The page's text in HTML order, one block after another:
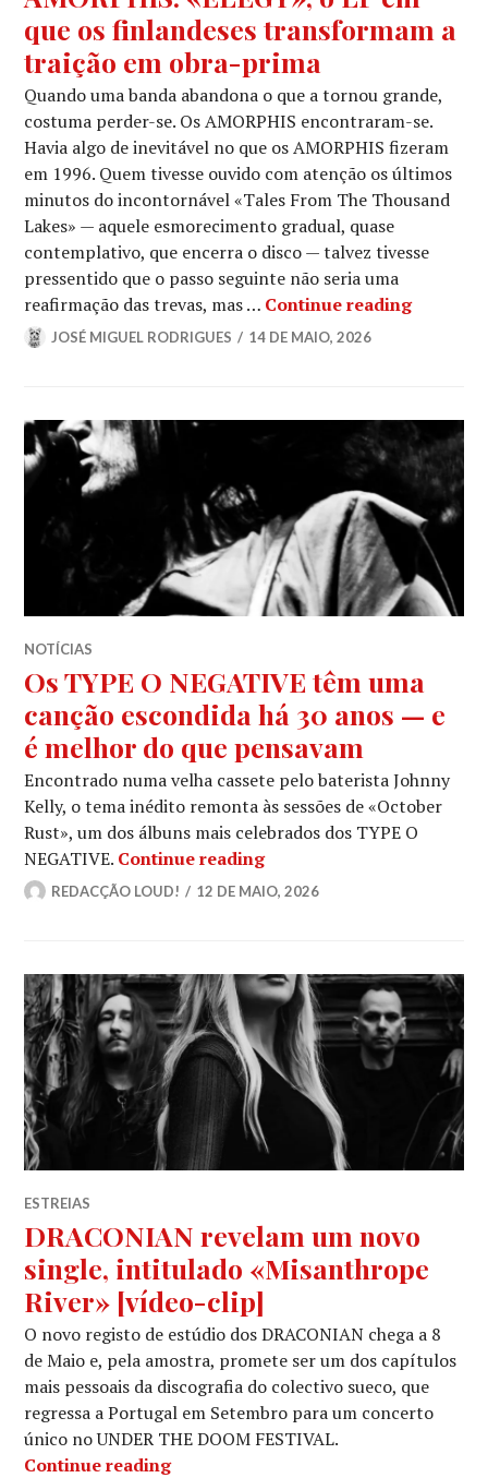
que os finlandeses transformam a
traição em obra-prima
Quando uma banda abandona o que a tornou grande,
costuma perder-se. Os AMORPHIS encontraram-se.
Havia algo de inevitável no que os AMORPHIS fizeram
em 1996. Quem tivesse ouvido com atenção os últimos
minutos do incontornável «Tales From The Thousand
Lakes» — aquele esmorecimento gradual, quase
contemplativo, que encerra o disco — talvez tivesse
pressentido que o passo seguinte não seria uma
reafirmação das trevas, mas … Continue reading
JOSÉ MIGUEL RODRIGUES 14 DE MAIO, 2026
NOTÍCIAS
Os TYPE O NEGATIVE têm uma
canção escondida há 30 anos — e
é melhor do que pensavam
Encontrado numa velha cassete pelo baterista Johnny
Kelly, o tema inédito remonta às sessões de «October
Rust», um dos álbuns mais celebrados dos TYPE O
NEGATIVE. Continue readingOs TYPE O NEGATIVE
REDACÇÃO LOUD! 12 DE MAIO, 2026
ESTREIAS
DRACONIAN revelam um novo
single, intitulado «Misanthrope
River» [vídeo-clip]
O novo registo de estúdio dos DRACONIAN chega a 8
de Maio e, pela amostra, promete ser um dos capítulos
mais pessoais da discografia do colectivo sueco, que
regressa a Portugal em Setembro para um concerto
único no UNDER THE DOOM FESTIVAL.
Continue readingDRACONIAN revelam um novo